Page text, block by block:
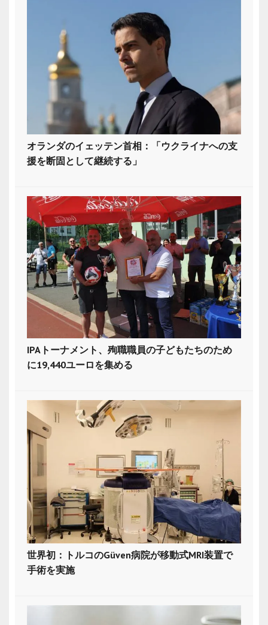
オランダのイェッテン首相：「ウクライナへの支
援を断固として継続する」
IPAトーナメント、殉職職員の子どもたちのため
に19,440ユーロを集める
世界初：トルコのGüven病院が移動式MRI装置で
手術を実施